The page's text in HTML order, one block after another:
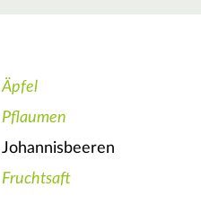
Äpfel
Pflaumen
Johannisbeeren
Fruchtsaft